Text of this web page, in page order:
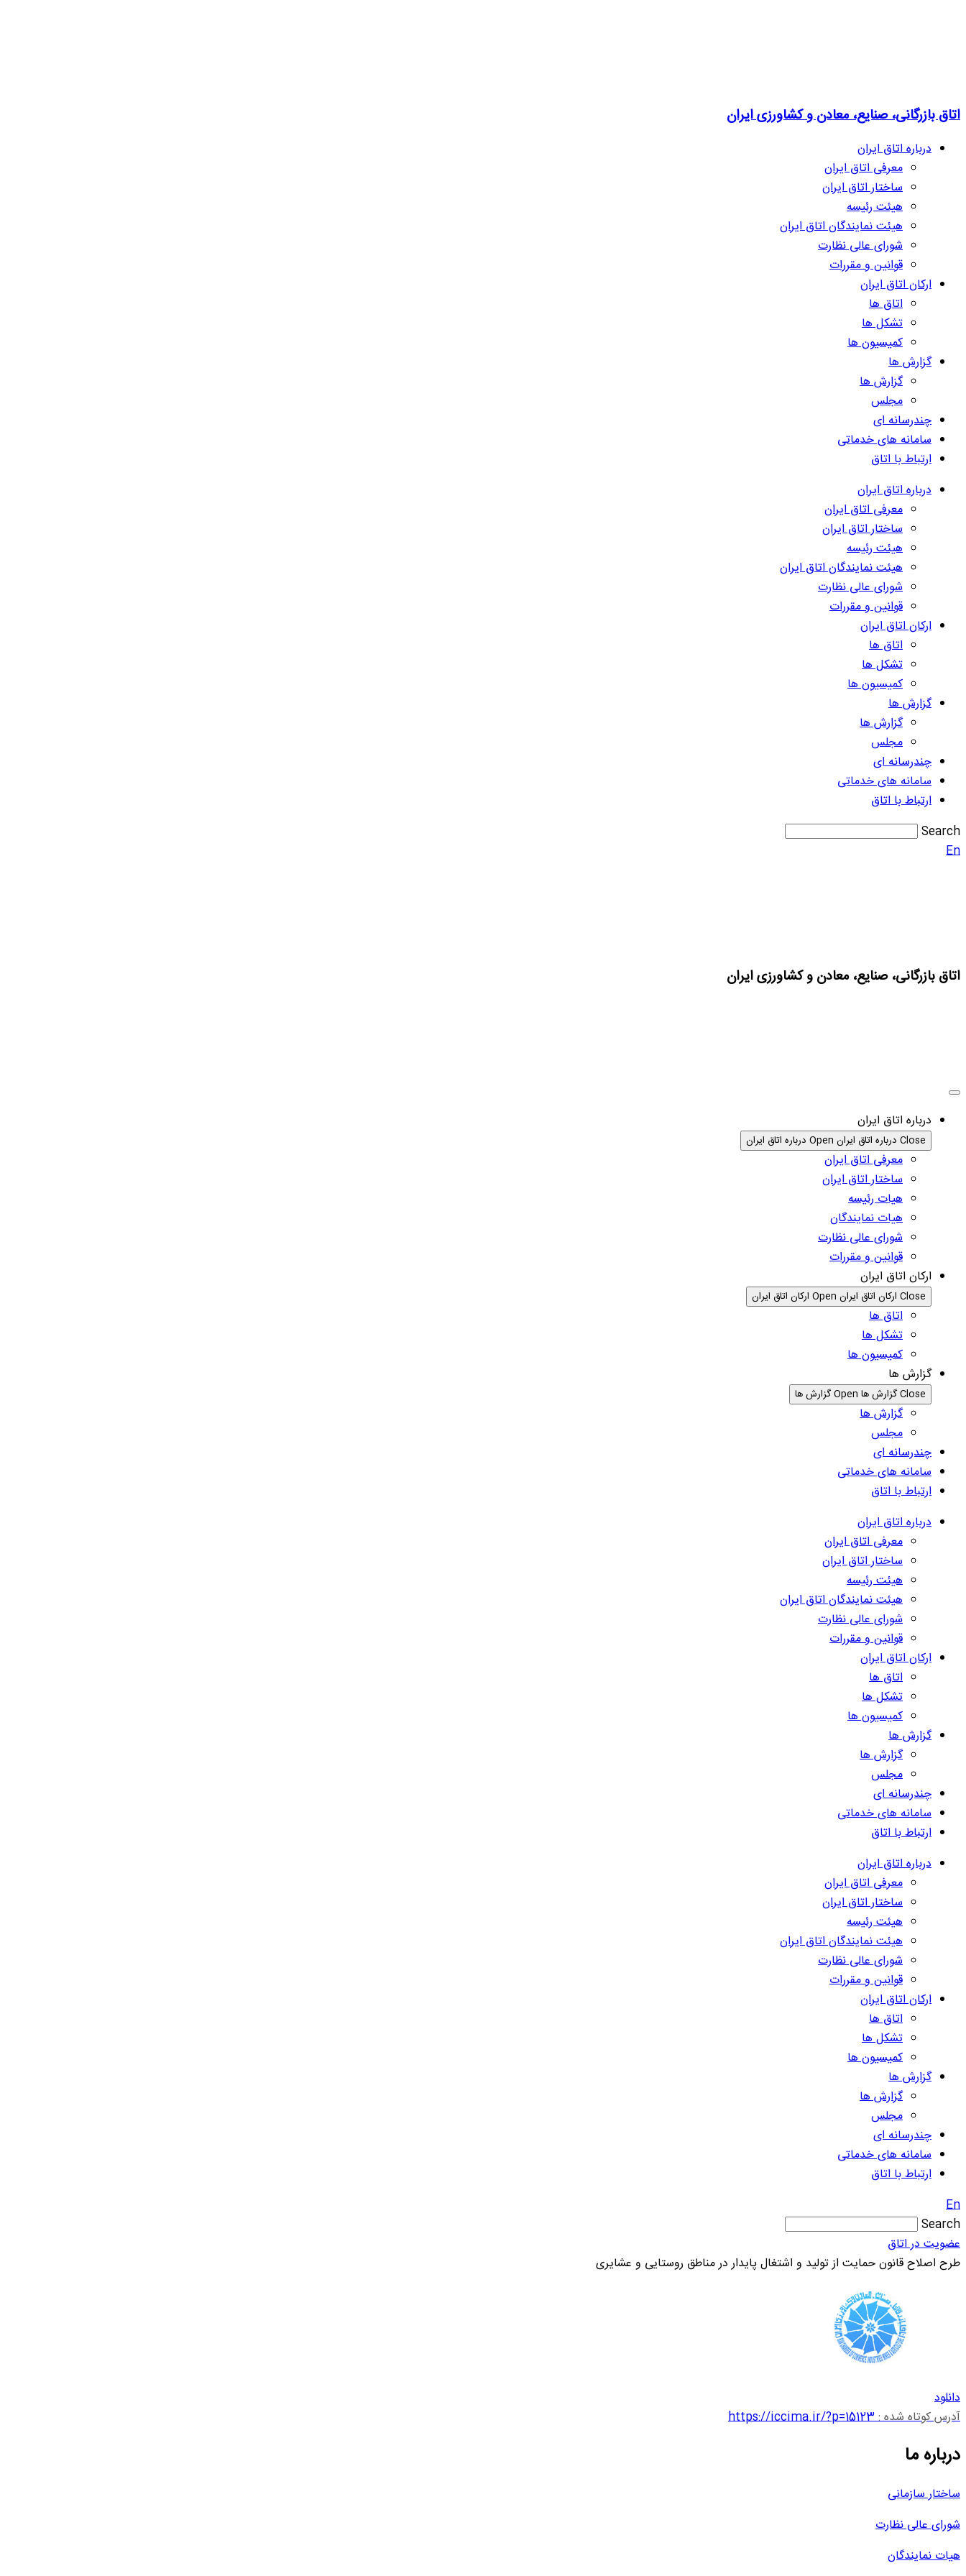
اتاق بازرگانی، صنایع، معادن و کشاورزی ایران
درباره اتاق ایران
معرفی اتاق ایران
ساختار اتاق ایران
هیئت رئیسه
هیئت نمایندگان اتاق ایران
شورای عالی نظارت
قوانین و مقررات
ارکان اتاق ایران
اتاق ها
تشکل ها
کمیسیون ها
گزارش ها
گزارش ها
مجلس
چندرسانه ای
سامانه های خدماتی
ارتباط با اتاق
درباره اتاق ایران
معرفی اتاق ایران
ساختار اتاق ایران
هیئت رئیسه
هیئت نمایندگان اتاق ایران
شورای عالی نظارت
قوانین و مقررات
ارکان اتاق ایران
اتاق ها
تشکل ها
کمیسیون ها
گزارش ها
گزارش ها
مجلس
چندرسانه ای
سامانه های خدماتی
ارتباط با اتاق
Search
En
اتاق بازرگانی، صنایع، معادن و کشاورزی ایران
درباره اتاق ایران
Close درباره اتاق ایران Open درباره اتاق ایران
معرفی اتاق ایران
ساختار اتاق ایران
هیات رئیسه
هیات نمایندگان
شورای عالی نظارت
قوانین و مقررات
ارکان اتاق ایران
Close ارکان اتاق ایران Open ارکان اتاق ایران
اتاق ها
تشکل ها
کمیسیون ها
گزارش ها
Close گزارش ها Open گزارش ها
گزارش ها
مجلس
چندرسانه ای
سامانه های خدماتی
ارتباط با اتاق
درباره اتاق ایران
معرفی اتاق ایران
ساختار اتاق ایران
هیئت رئیسه
هیئت نمایندگان اتاق ایران
شورای عالی نظارت
قوانین و مقررات
ارکان اتاق ایران
اتاق ها
تشکل ها
کمیسیون ها
گزارش ها
گزارش ها
مجلس
چندرسانه ای
سامانه های خدماتی
ارتباط با اتاق
درباره اتاق ایران
معرفی اتاق ایران
ساختار اتاق ایران
هیئت رئیسه
هیئت نمایندگان اتاق ایران
شورای عالی نظارت
قوانین و مقررات
ارکان اتاق ایران
اتاق ها
تشکل ها
کمیسیون ها
گزارش ها
گزارش ها
مجلس
چندرسانه ای
سامانه های خدماتی
ارتباط با اتاق
En
Search
عضویت در اتاق
طرح اصلاح قانون حمایت از تولید و اشتغال پایدار در مناطق روستایی و عشایری
دانلود
آدرس کوتاه شده :https://iccima.ir/?p=15123
درباره ما
ساختار سازمانی
شورای عالی نظارت
هیات نمایندگان